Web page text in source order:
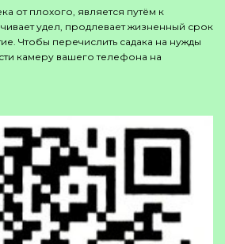
от плохого, является путём к
удел, продлевает жизненный срок
Чтобы перечислить садака на нужды
камеру вашего телефона на